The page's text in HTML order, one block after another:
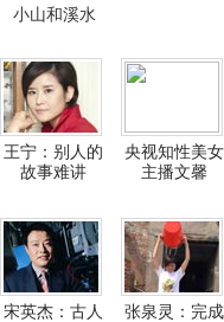
小山和溪水
王宁：别人的
故事难讲
央视知性美女
主播文馨
宋英杰：古人
张泉灵：完成